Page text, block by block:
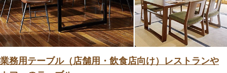
業務用テーブル（店舗用・飲食店向け）レストランや